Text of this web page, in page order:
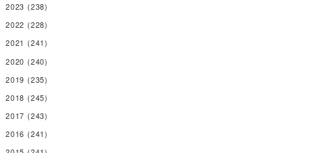
2023 (238)
2022 (228)
2021 (241)
2020 (240)
2019 (235)
2018 (245)
2017 (243)
2016 (241)